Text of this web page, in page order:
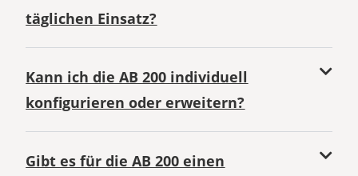
täglichen Einsatz?
Kann ich die AB 200 individuell
konfigurieren oder erweitern?
Gibt es für die AB 200 einen